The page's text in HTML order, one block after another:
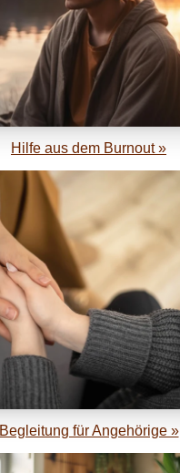
Hilfe aus dem Burnout »
Begleitung für Angehörige »